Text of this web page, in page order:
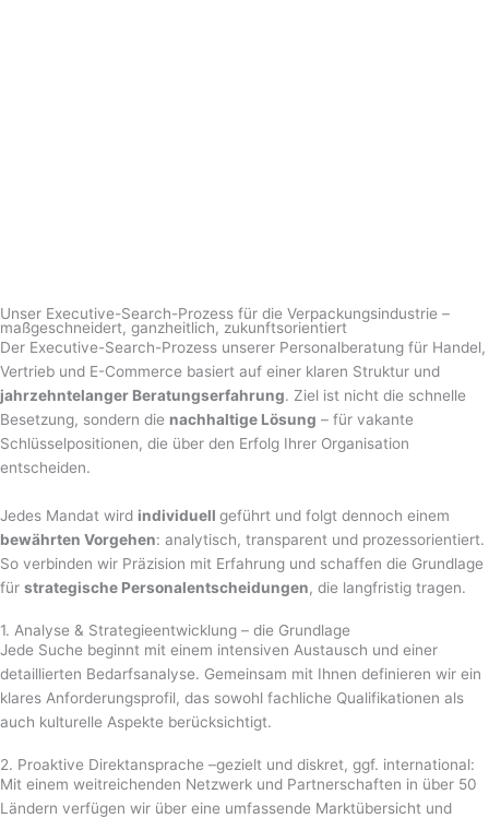
Unser Executive-Search-Prozess für die Verpackungsindustrie –
maßgeschneidert, ganzheitlich, zukunftsorientiert
Der Executive-Search-Prozess unserer Personalberatung für Handel,
Vertrieb und E-Commerce basiert auf einer klaren Struktur und
jahrzehntelanger Beratungserfahrung. Ziel ist nicht die schnelle
Besetzung, sondern die nachhaltige Lösung – für vakante
Schlüsselpositionen, die über den Erfolg Ihrer Organisation
entscheiden.
Jedes Mandat wird individuell geführt und folgt dennoch einem
bewährten Vorgehen: analytisch, transparent und prozessorientiert.
So verbinden wir Präzision mit Erfahrung und schaffen die Grundlage
für strategische Personalentscheidungen, die langfristig tragen.
1. Analyse & Strategieentwicklung – die Grundlage
Jede Suche beginnt mit einem intensiven Austausch und einer
detaillierten Bedarfsanalyse. Gemeinsam mit Ihnen definieren wir ein
klares Anforderungsprofil, das sowohl fachliche Qualifikationen als
auch kulturelle Aspekte berücksichtigt.
2. Proaktive Direktansprache –gezielt und diskret, ggf. international:
Mit einem weitreichenden Netzwerk und Partnerschaften in über 50
Ländern verfügen wir über eine umfassende Marktübersicht und